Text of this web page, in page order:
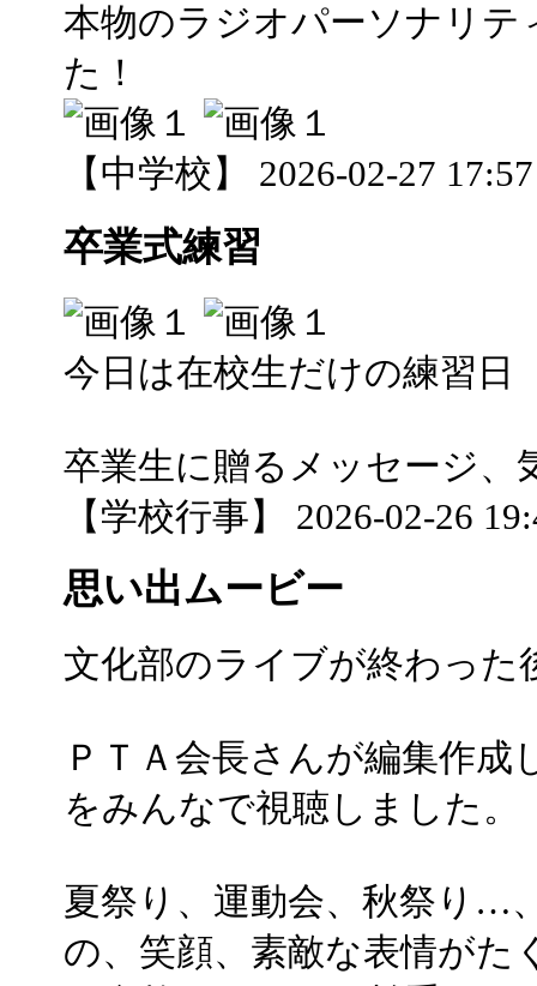
本物のラジオパーソナリ
た！
【中学校】 2026-02-27
卒業式練習
今日は在校生だけの練習日
卒業生に贈るメッセージ、
【学校行事】 2026-02-26
思い出ムービー
文化部のライブが終わった
ＰＴＡ会長さんが編集作
をみんなで視聴しました。
夏祭り、運動会、秋祭り…
の、笑顔、素敵な表情がた